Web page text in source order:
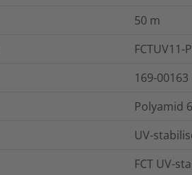
50 m
FCTUV11-
169-00163
Polyamid
UV-
FCT UV-